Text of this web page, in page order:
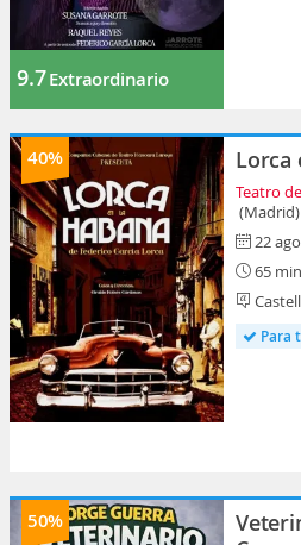
9.7Extraordinario
40% Lorca
Teatro
(Madrid)
22
65
Para
50%